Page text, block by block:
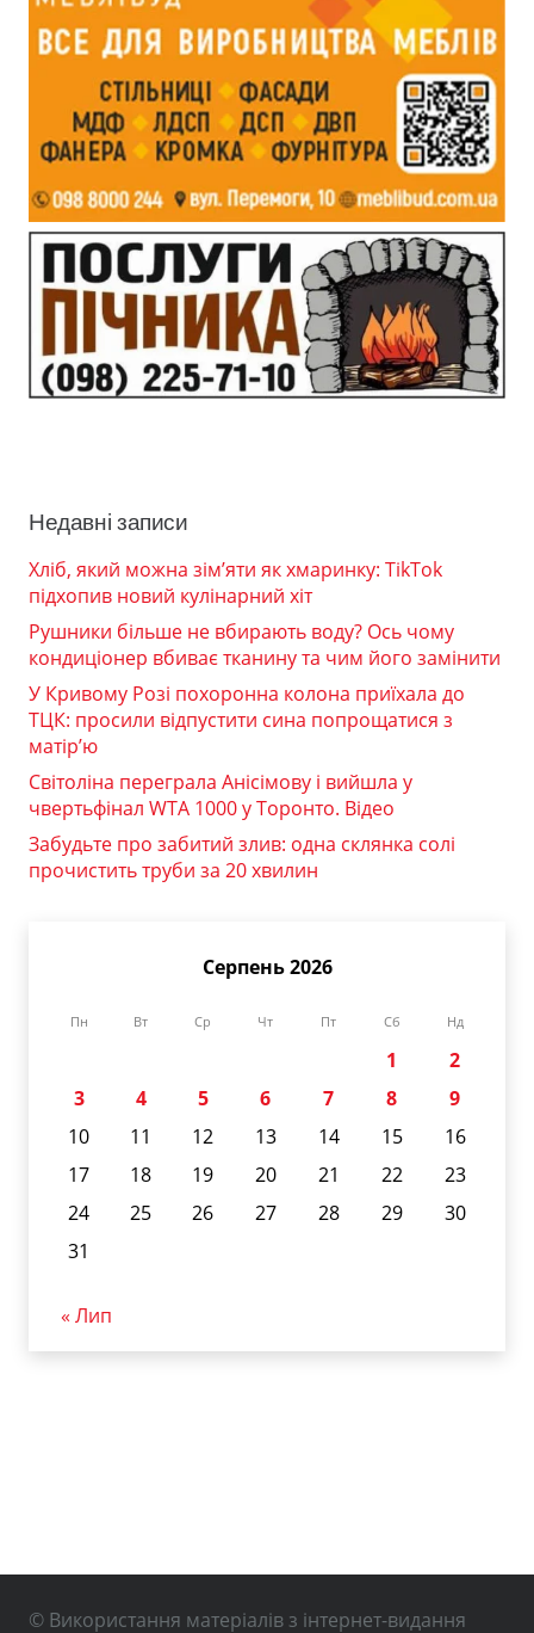
Недавні записи
Хліб, який можна зім’яти як хмаринку: TikTok
підхопив новий кулінарний хіт
Рушники більше не вбирають воду? Ось чому
кондиціонер вбиває тканину та чим його замінити
У Кривому Розі похоронна колона приїхала до
ТЦК: просили відпустити сина попрощатися з
матір’ю
Світоліна переграла Анісімову і вийшла у
чвертьфінал WTA 1000 у Торонто. Відео
Забудьте про забитий злив: одна склянка солі
прочистить труби за 20 хвилин
Серпень 2026
Пн Вт Ср Чт Пт Сб Нд
1
2
3
4 5 6 7 8
9
10
11 12 13 14 15
16
17
18 19 20 21 22
23
24
25 26 27 28 29
30
31
« Лип
© Використання матеріалів з інтернет-видання